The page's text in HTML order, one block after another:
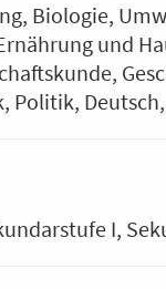
Biologie
und
Politik Deutsch
I